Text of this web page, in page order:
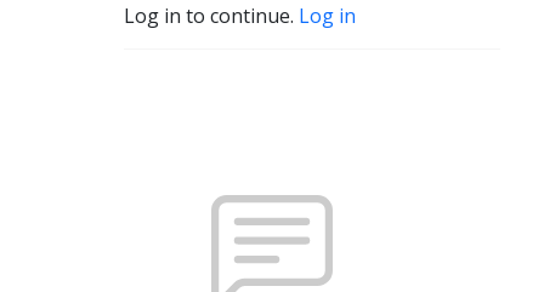
Log in to continue. Log in